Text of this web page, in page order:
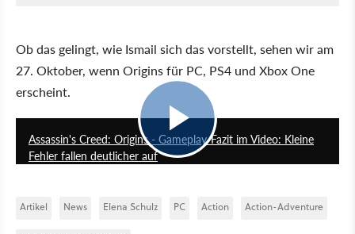
Ob das gelingt, wie Ismail sich das vorstellt, sehen wir am
27. Oktober, wenn Origins für PC, PS4 und Xbox One
erscheint.
Assassin's Creed: Origins - Gameplay-Fazit im Video: Kleine
Fehler fallen deutlicher auf
Artikel News Elena Schulz PC Action Action-Adventure